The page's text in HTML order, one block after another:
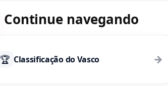
Continue navegando
🏆 Classificação do Vasco →